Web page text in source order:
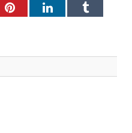
PinterestLinkedInTumblr